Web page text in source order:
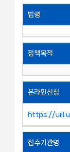
법령
정책목적
온라인신청
https://
접수기관명